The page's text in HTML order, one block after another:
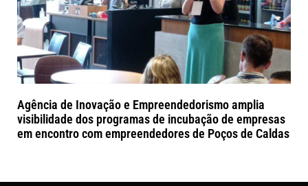
Agência de Inovação e Empreendedorismo amplia
visibilidade dos programas de incubação de empresas
em encontro com empreendedores de Poços de Caldas